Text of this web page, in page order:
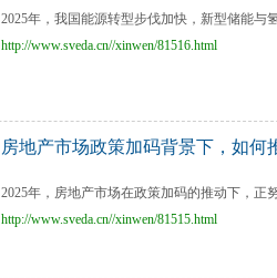
2025年，我国能源转型步伐加快，新型储能与
http://www.sveda.cn//xinwen/81516.html
房地产市场政策加码背景下，如
2025年，房地产市场在政策加码的推动下，正
http://www.sveda.cn//xinwen/81515.html